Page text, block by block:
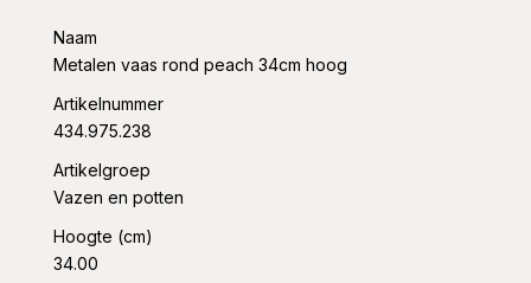
Naam
Metalen vaas rond peach 34cm hoog
Artikelnummer
434.975.238
Artikelgroep
Vazen en potten
Hoogte (cm)
34.00